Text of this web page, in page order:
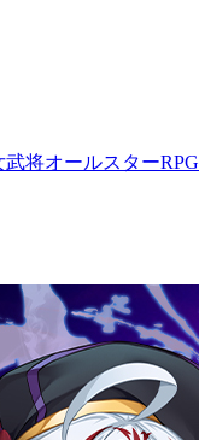
将オールスターRPG